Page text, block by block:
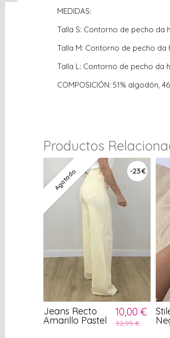
MEDIDAS:
Talla S: Contorno de pecho da
Talla M: Contorno de pecho
Talla L: Contorno de pecho da
COMPOSICIÓN: 51% algodón,
Productos
Agotado -23 €
Jeans Recto
Amarillo Pastel
10,00 €
32,95 €